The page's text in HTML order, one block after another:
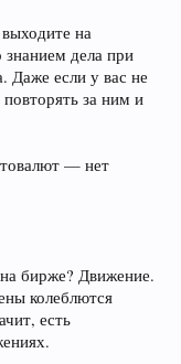
на
знанием дела при
если у вас не
за ним и
— нет
бирже? Движение.
колеблются
есть